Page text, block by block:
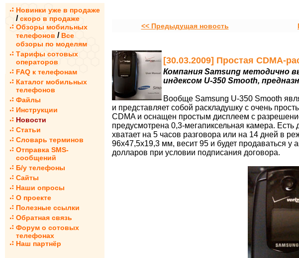
Новинки уже в продаже
/ скоро в продаже
Обзоры мобильных
телефонов / Все
обзоры по моделям
Тарифы сотовых
операторов
FAQ к телефонам
Каталог мобильных
телефонов
Файлы
Инструкции
Новости
Статьи
Словарь терминов
Отправка SMS-
сообщений
Б/у телефоны
Сайты
Наши опросы
О проекте
Полезные ссылки
Обратная связь
Форум о сотовых
телефонах
Наш партнёр
<< Предыдущая новость
[30.03.2009] Простая CDMA-
Компания Samsung методично
индексом U-350 Smooth,
Вообще Samsung U-350 Smooth
и представляет собой раскладушку с очень
CDMA и оснащен простым дисплеем с
предусмотрена 0,3-мегапиксельная камера.
хватает на 5 часов разговора или на 14 дней в
96х47,5х19,3 мм, весит 95 и будет продаваться
долларов при условии подписания договора.